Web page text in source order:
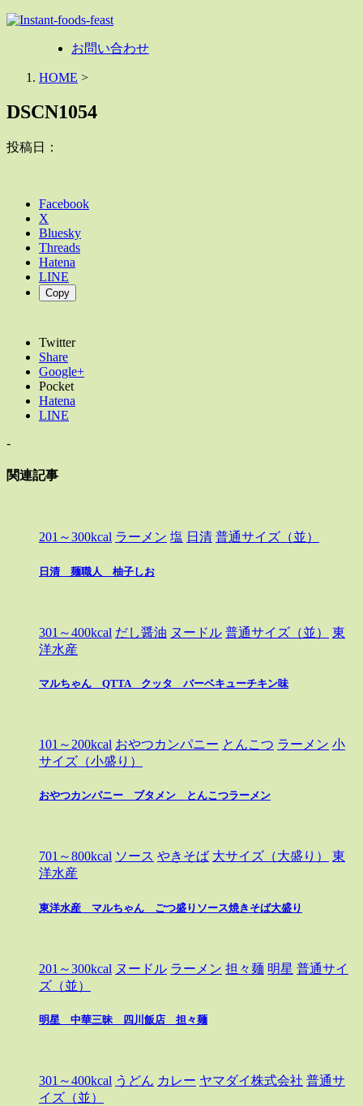
お問い合わせ
HOME >
DSCN1054
投稿日：
Facebook
X
Bluesky
Threads
Hatena
LINE
Copy
Twitter
Share
Google+
Pocket
Hatena
LINE
-
関連記事
201～300kcal ラーメン 塩 日清 普通サイズ（並）
日清 麺職人 柚子しお
301～400kcal だし醤油 ヌードル 普通サイズ（並）
東
洋水産
マルちゃん QTTA クッタ バーベキューチキン味
101～200kcal おやつカンパニー とんこつ ラーメン 小
サイズ（小盛り）
おやつカンパニー ブタメン とんこつラーメン
701～800kcal ソース やきそば 大サイズ（大盛り）
東
洋水産
東洋水産 マルちゃん ごつ盛りソース焼きそば大盛り
201～300kcal ヌードル ラーメン 担々麺 明星 普通サイ
ズ（並）
明星 中華三昧 四川飯店 担々麺
301～400kcal うどん カレー ヤマダイ株式会社 普通サ
イズ（並）